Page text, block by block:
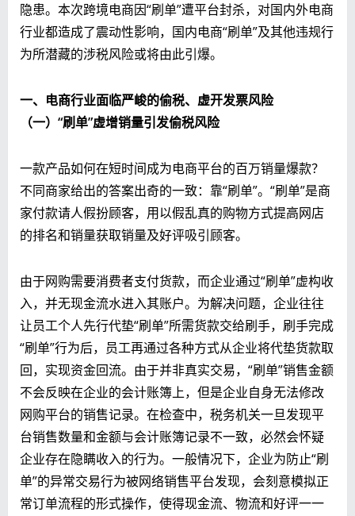
隐患。本次跨境电商因“刷单”遭平台封杀，对国内外电商
行业都造成了震动性影响，国内电商“刷单”及其他违规行
为所潜藏的涉税风险或将由此引爆。
一、电商行业面临严峻的偷税、虚开发票风险
（一）“刷单”虚增销量引发偷税风险
一款产品如何在短时间成为电商平台的百万销量爆款？
不同商家给出的答案出奇的一致：靠“刷单”。“刷单”是商
家付款请人假扮顾客，用以假乱真的购物方式提高网店
的排名和销量获取销量及好评吸引顾客。
由于网购需要消费者支付货款，而企业通过“刷单”虚构收
入，并无现金流水进入其账户。为解决问题，企业往往
让员工个人先行代垫“刷单”所需货款交给刷手，刷手完成
“刷单”行为后，员工再通过各种方式从企业将代垫货款取
回，实现资金回流。由于并非真实交易，“刷单”销售金额
不会反映在企业的会计账簿上，但是企业自身无法修改
网购平台的销售记录。在检查中，税务机关一旦发现平
台销售数量和金额与会计账簿记录不一致，必然会怀疑
企业存在隐瞒收入的行为。一般情况下，企业为防止“刷
单”的异常交易行为被网络销售平台发现，会刻意模拟正
常订单流程的形式操作，使得现金流、物流和好评一一